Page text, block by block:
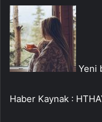
Yeni
Haber Kaynak :